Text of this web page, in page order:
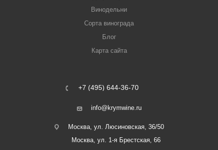
Винодельни
Сорта винограда
Блог
Карта сайта
+7 (495) 644-36-70
info@krymwine.ru
Москва, ул. Люсиновская, 36/50
Москва, ул. 1-я Брестская, 66